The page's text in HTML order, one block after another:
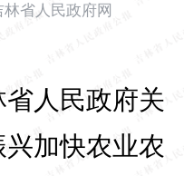
林省人民政府网
人民政府关
加快农业农